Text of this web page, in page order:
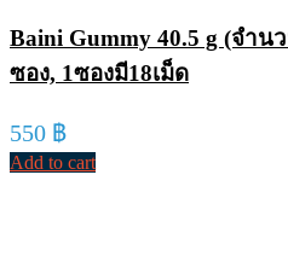
Baini Gummy 40.5 g (จำน
ซอง, 1ซองมี18เม็ด
550 ฿
Add to cart